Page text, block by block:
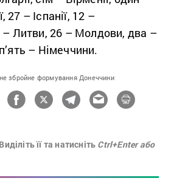
27 – Іспанії, 12 –
– Литви, 26 – Молдови, два –
– Німеччини.
збройне формування Донеччини
її та натисніть Ctrl+Enter або